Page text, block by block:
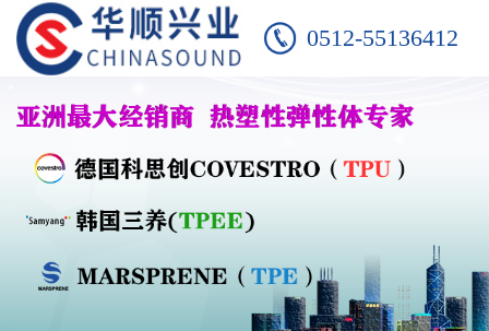
0512-55136412